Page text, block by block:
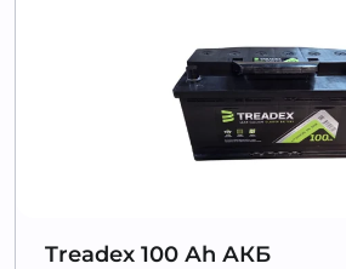
Treadex 100 Аh АКБ